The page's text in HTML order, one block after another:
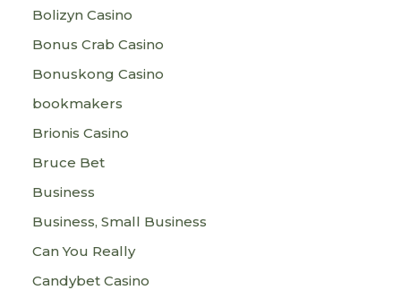
Bolizyn Casino
Bonus Crab Casino
Bonuskong Casino
bookmakers
Brionis Casino
Bruce Bet
Business
Business, Small Business
Can You Really
Candybet Casino